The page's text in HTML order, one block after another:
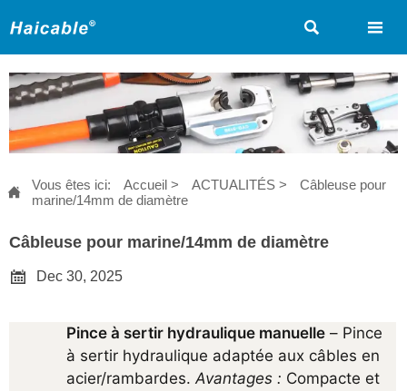
 
 Vous êtes ici: Accueil > ACTUALITÉS >
Câbleuse pour
marine/14mm de diamètre
Câbleuse pour marine/14mm de diamètre

Dec 30, 2025
Pince à sertir hydraulique manuelle – Pince
à sertir hydraulique adaptée aux câbles en
acier/rambardes. Avantages : Compacte et